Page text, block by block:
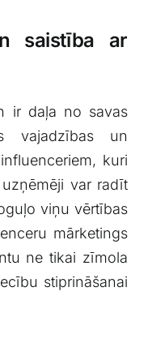
saistība‍ ar
ir daļa no savas
vajadzības un
kuri
var radīt
viņu vērtības
mārketings⁢
ne tikai zīmola
stiprināšanai